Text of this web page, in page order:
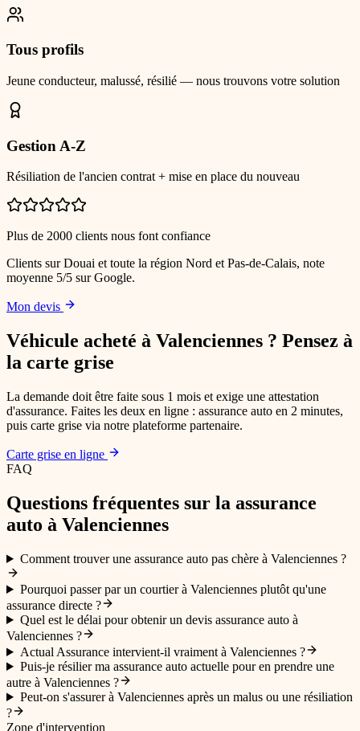
Tous profils
Jeune conducteur, malussé, résilié — nous trouvons votre solution
Gestion A-Z
Résiliation de l'ancien contrat + mise en place du nouveau
Plus de 2000 clients nous font confiance
Clients sur Douai et toute la région Nord et Pas-de-Calais, note
moyenne 5/5 sur Google.
Mon devis
Véhicule acheté à Valenciennes ? Pensez à
la carte grise
La demande doit être faite sous 1 mois et exige une attestation
d'assurance. Faites les deux en ligne : assurance auto en 2 minutes,
puis carte grise via notre plateforme partenaire.
Carte grise en ligne
FAQ
Questions fréquentes sur la assurance
auto à Valenciennes
Comment trouver une assurance auto pas chère à Valenciennes ?
Pourquoi passer par un courtier à Valenciennes plutôt qu'une
assurance directe ?
Quel est le délai pour obtenir un devis assurance auto à
Valenciennes ?
Actual Assurance intervient-il vraiment à Valenciennes ?
Puis-je résilier ma assurance auto actuelle pour en prendre une
autre à Valenciennes ?
Peut-on s'assurer à Valenciennes après un malus ou une résiliation
?
Zone d'intervention